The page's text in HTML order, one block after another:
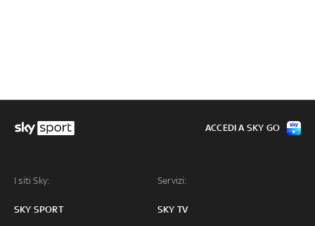
I siti Sky:
SKY SPORT
Servizi:
SKY TV
ACCEDI A SKY GO